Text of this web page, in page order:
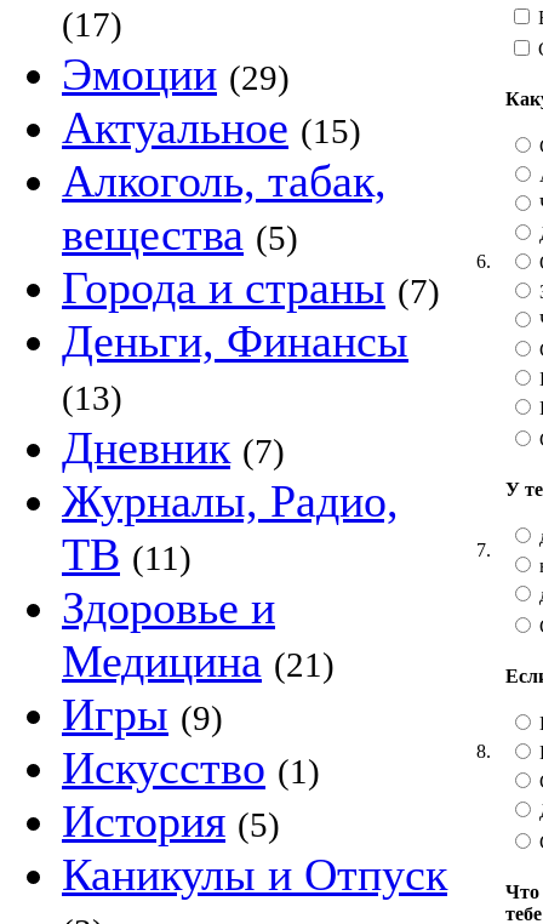
(17)
Эмоции (29)
Актуальное (15)
Алкоголь, табак,
вещества (5)
Города и страны (7)
Деньги, Финансы
(13)
Дневник (7)
Журналы, Радио,
ТВ (11)
Здоровье и
Медицина (21)
Игры (9)
Искусство (1)
История (5)
Каникулы и Отпуск
6.
7.
У
8.
Что